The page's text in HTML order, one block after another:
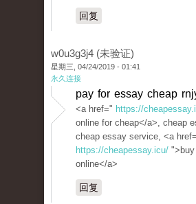
回复
w0u3g3j4 (未验证)
星期三, 04/24/2019 - 01:41
永久连接
pay for essay cheap
<a href=" https://
online for cheap</a>, cheap
cheap essay service, <a
https://cheapessay.icu/
online</a>
回复